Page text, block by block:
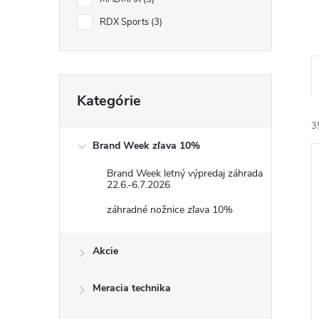
RDX Sports 3
kategórie
Kategórie
Brand Week zľava 10%
Brand Week letný výpredaj záhrada
22.6.-6.7.2026
záhradné nožnice zľava 10%
Akcie
Meracia technika
a